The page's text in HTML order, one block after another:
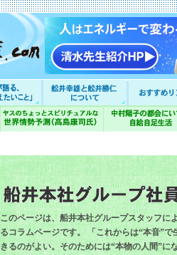
このページは、船井本社グループスタッフに
るコラムページです。 「これからは“本音”で
きるのがよい。そのためには“本物の人間”に